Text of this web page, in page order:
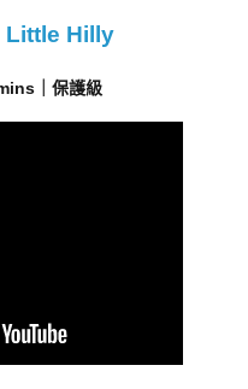
Little Hilly
｜保護級‬‬